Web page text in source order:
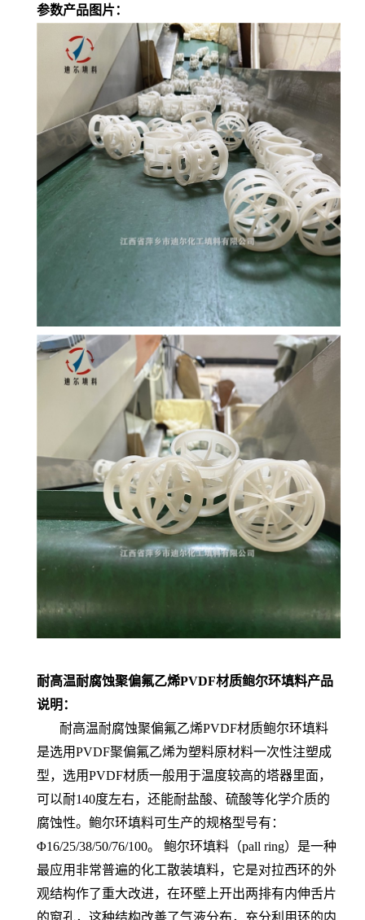
参数产品图片：
耐高温耐腐蚀聚偏氟乙烯PVDF材质鲍尔环填料产品
说明：
耐高温耐腐蚀聚偏氟乙烯PVDF材质鲍尔环填料
是选用PVDF聚偏氟乙烯为塑料原材料一次性注塑成
型，选用PVDF材质一般用于温度较高的塔器里面，
可以耐140度左右，还能耐盐酸、硫酸等化学介质的
腐蚀性。鲍尔环填料可生产的规格型号有：
Φ16/25/38/50/76/100。 鲍尔环填料（pall ring）是一种
最应用非常普遍的化工散装填料，它是对拉西环的外
观结构作了重大改进，在环壁上开出两排有内伸舌片
的窗孔，这种结构改善了气液分布，充分利用环的内